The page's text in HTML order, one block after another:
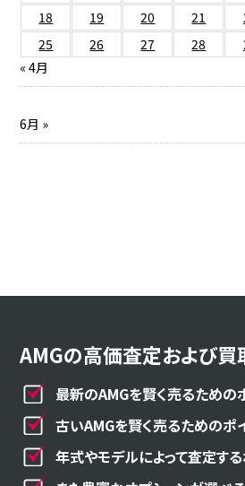
18
19 20 21
25
26 27 28
« 4月
6月 »
AMGの高価査定および買
最新のAMGを賢く売るための
古いAMGを賢く売るためのポ
年式やモデルによって査定する